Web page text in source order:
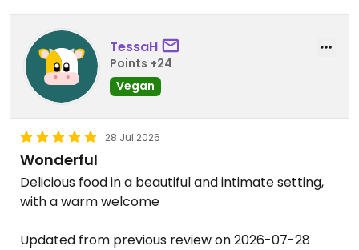
TessaH
Points +24
Vegan
28 Jul 2026
Wonderful
Delicious food in a beautiful and intimate setting,
with a warm welcome
Updated from previous review on 2026-07-28